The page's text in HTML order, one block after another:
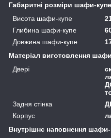
Габаритні розміри шафи-купе
Висота шафи-купе
Глибина шафи-купе
Довжина шафи-купе
Матеріал виготовлення
Двері
Задня стінка
Корпус
Внутрішнє наповнення шафи-